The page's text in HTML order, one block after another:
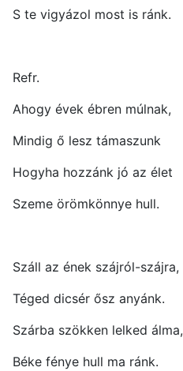
S te vigyázol most is ránk.
Refr.
Ahogy évek ébren múlnak,
Mindig ő lesz támaszunk
Hogyha hozzánk jó az élet
Szeme örömkönnye hull.
Száll az ének szájról-szájra,
Téged dicsér ősz anyánk.
Szárba szökken lelked álma,
Béke fénye hull ma ránk.